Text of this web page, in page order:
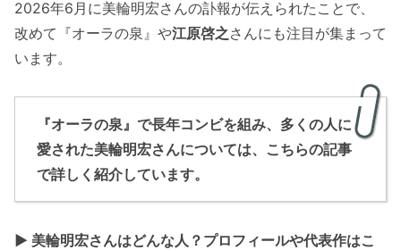
2026年6月に美輪明宏さんの訃報が伝えられたことで、
改めて『オーラの泉』や江原啓之さんにも注目が集まって
います。
『オーラの泉』で長年コンビを組み、多くの人に
愛された美輪明宏さんについては、こちらの記事
で詳しく紹介しています。
▶ 美輪明宏さんはどんな人？プロフィールや代表作はこ